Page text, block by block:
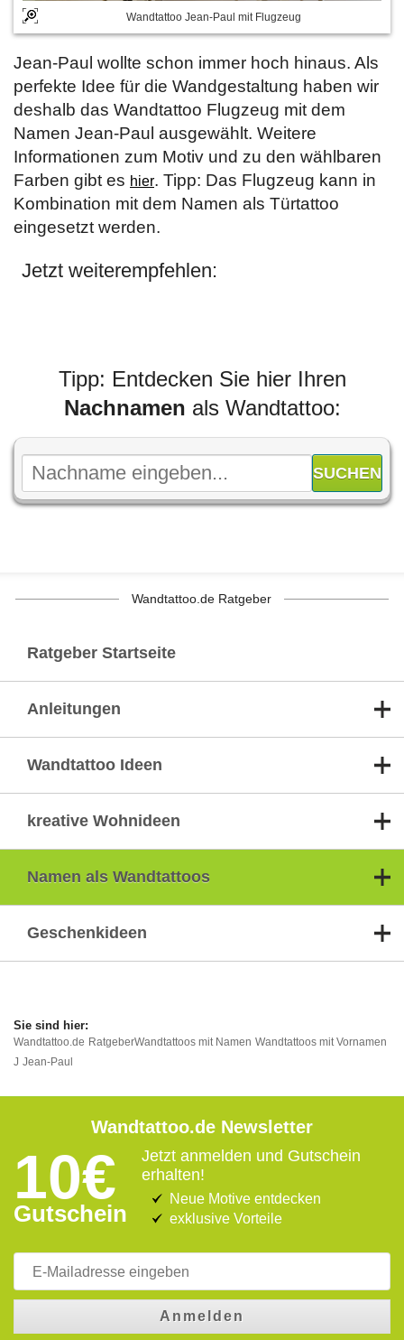
Wandtattoo Jean-Paul mit Flugzeug
Jean-Paul wollte schon immer hoch hinaus. Als
perfekte Idee für die Wandgestaltung haben wir
deshalb das Wandtattoo Flugzeug mit dem
Namen Jean-Paul ausgewählt. Weitere
Informationen zum Motiv und zu den wählbaren
Farben gibt es hier. Tipp: Das Flugzeug kann in
Kombination mit dem Namen als Türtattoo
eingesetzt werden.
Jetzt weiterempfehlen:
Tipp: Entdecken Sie hier Ihren
Nachnamen als Wandtattoo:
Wandtattoo.de Ratgeber
Ratgeber Startseite
Anleitungen
Wandtattoo Ideen
kreative Wohnideen
Namen als Wandtattoos
Geschenkideen
Wandtattoo.de RatgeberWandtattoos mit Namen Wandtattoos mit Vornamen
J Jean-Paul
Wandtattoo.de Newsletter
10€
Gutschein
Jetzt anmelden und Gutschein
erhalten!
Neue Motive entdecken
exklusive Vorteile
Anmelden